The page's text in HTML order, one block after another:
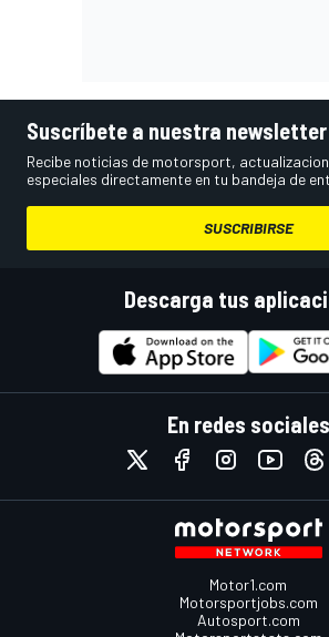
Suscríbete a nuestra newsletter
Recibe noticias de motorsport,
especiales directamente en tu bandeja de
SUSCRIBIRSE
Descarga tus
En redes sociales
Motor1.com
Motorsportjobs.com
Autosport.com